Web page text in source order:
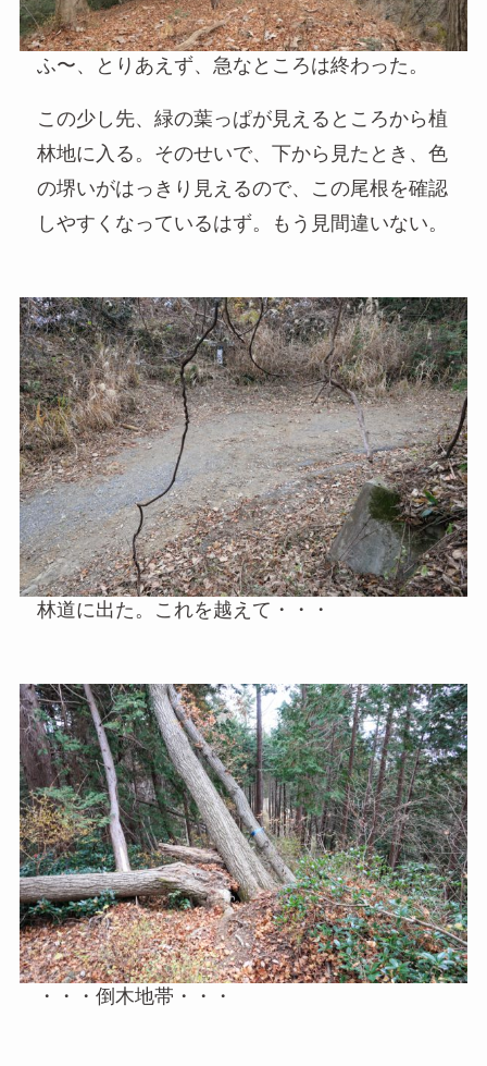
ふ〜、とりあえず、急なところは終わった。
この少し先、緑の葉っぱが見えるところから植
林地に入る。そのせいで、下から見たとき、色
の堺いがはっきり見えるので、この尾根を確認
しやすくなっているはず。もう見間違いない。
林道に出た。これを越えて・・・
・・・倒木地帯・・・